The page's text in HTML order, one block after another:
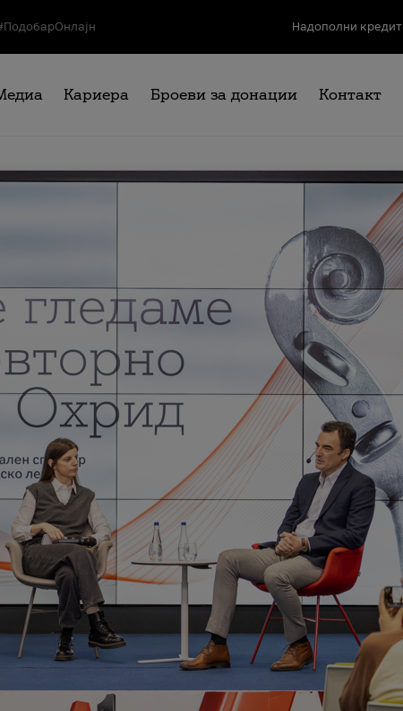
Надополни кредит
Кариера Броеви за донации Контакт